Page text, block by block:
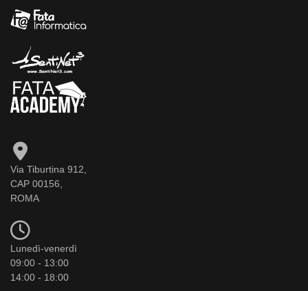
Via Tiburtina 912,
CAP 00156,
ROMA
Lunedì-venerdì
09:00 - 13:00
14:00 - 18:00